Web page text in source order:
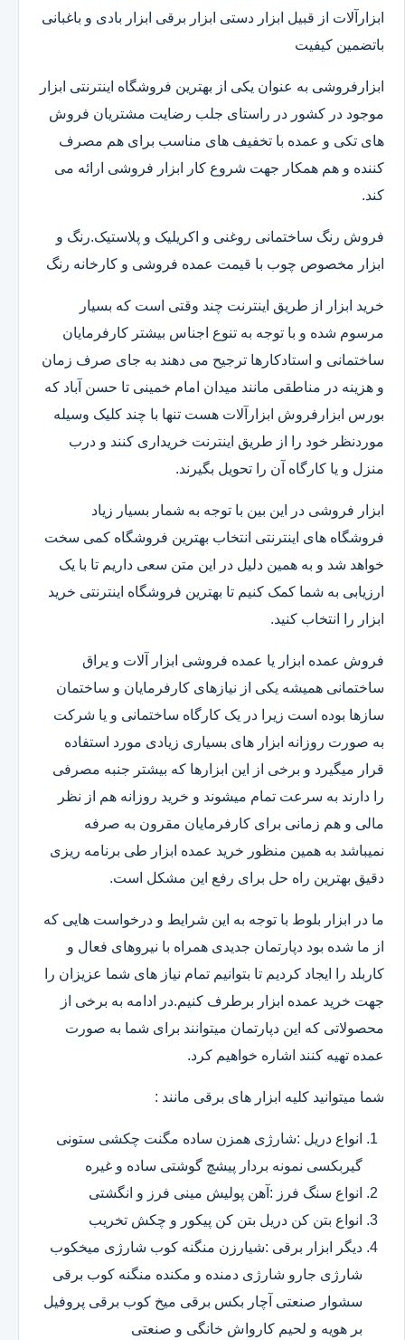
ابزارآلات از قبیل ابزار دستی ابزار برقی ابزار بادی و باغبانی
باتضمین کیفیت
ابزارفروشی به عنوان یکی از بهترین فروشگاه اینترنتی ابزار
موجود در کشور در راستای جلب رضایت مشتریان فروش
های تکی و عمده با تخفیف های مناسب برای هم مصرف
کننده و هم همکار جهت شروع کار ابزار فروشی ارائه می
کند.
فروش رنگ ساختمانی روغنی و اکریلیک و پلاستیک.رنگ و
ابزار مخصوص چوب با قیمت عمده فروشی و کارخانه رنگ
خرید ابزار از طریق اینترنت چند وقتی است که بسیار
مرسوم شده و با توجه به تنوع اجناس بیشتر کارفرمایان
ساختمانی و استادکارها ترجیح می دهند به جای صرف زمان
و هزینه در مناطقی مانند میدان امام خمینی تا حسن آباد که
بورس ابزارفروش ابزارآلات هست تنها با چند کلیک وسیله
موردنظر خود را از طریق اینترنت خریداری کنند و درب
منزل و یا کارگاه آن را تحویل بگیرند.
ابزار فروشی در این بین با توجه به شمار بسیار زیاد
فروشگاه های اینترنتی انتخاب بهترین فروشگاه کمی سخت
خواهد شد و به همین دلیل در این متن سعی داریم تا با یک
ارزیابی به شما کمک کنیم تا بهترین فروشگاه اینترنتی خرید
ابزار را انتخاب کنید.
فروش عمده ابزار یا عمده فروشی ابزار آلات و یراق
ساختمانی همیشه یکی از نیازهای کارفرمایان و ساختمان
سازها بوده است زیرا در یک کارگاه ساختمانی و یا شرکت
به صورت روزانه ابزار های بسیاری زیادی مورد استفاده
قرار میگیرد و برخی از این ابزارها که بیشتر جنبه مصرفی
را دارند به سرعت تمام میشوند و خرید روزانه هم از نظر
مالی و هم زمانی برای کارفرمایان مقرون به صرفه
نمیباشد به همین منظور خرید عمده ابزار طی برنامه ریزی
دقیق بهترین راه حل برای رفع این مشکل است.
ما در ابزار بلوط با توجه به این شرایط و درخواست هایی که
از ما شده بود دپارتمان جدیدی همراه با نیروهای فعال و
کاربلد را ایجاد کردیم تا بتوانیم تمام نیاز های شما عزیزان را
جهت خرید عمده ابزار برطرف کنیم.در ادامه به برخی از
محصولاتی که این دپارتمان میتوانند برای شما به صورت
عمده تهیه کنند اشاره خواهیم کرد.
شما میتوانید کلیه ابزار های برقی مانند :
انواع دریل :شارژی همزن ساده مگنت چکشی ستونی
گیربکسی نمونه بردار پیشچ گوشتی ساده و غیره
انواع سنگ فرز :آهن پولیش مینی فرز و انگشتی
انواع بتن کن دریل بتن کن پیکور و چکش تخریب
دیگر ابزار برقی :شیارزن منگنه کوب شارژی میخکوب
شارژی جارو شارژی دمنده و مکنده منگنه کوب برقی
سشوار صنعتی آچار بکس برقی میخ کوب برقی پروفیل
بر هویه و لحیم کارواش خانگی و صنعتی